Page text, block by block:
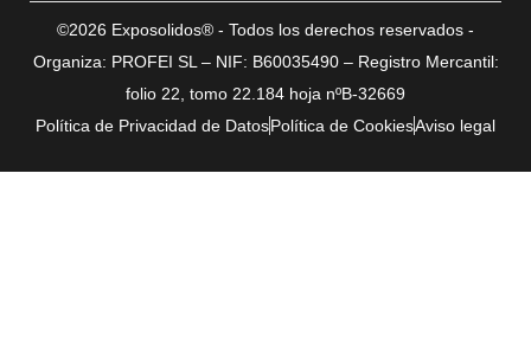
©2026 Exposolidos® - Todos los derechos reservados -
Organiza: PROFEI SL – NIF: B60035490 – Registro Mercantil:
folio 22, tomo 22.184 hoja nºB-32669
Política de Privacidad de DatosPolítica de CookiesAviso legal